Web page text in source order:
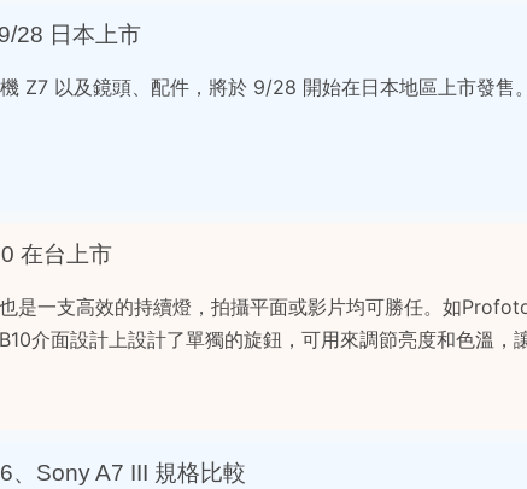
28 日本上市
Z7 以及鏡頭、配件，將於 9/28 開始在日本地區上市發售
在台上市
是一支高效的持續燈，拍攝平面或影片均可勝任。如
介面設計上設計了單獨的旋鈕，可用來調節亮度和色溫，
、Sony A7 III 規格比較